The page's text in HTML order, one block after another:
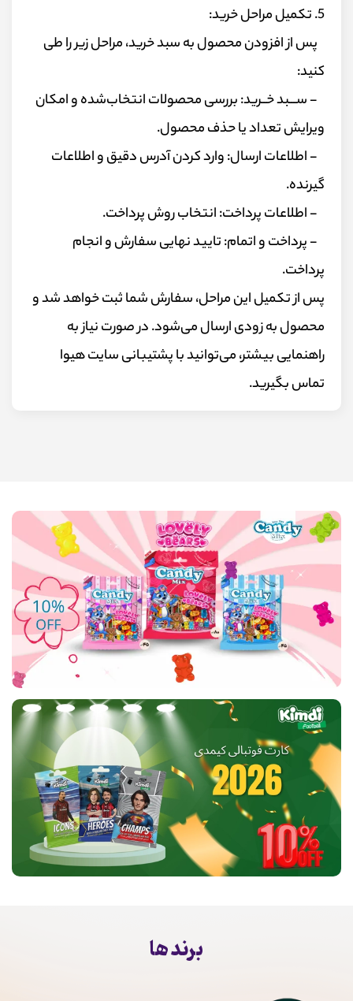
5. تکمیل مراحل خرید:
پس از افزودن محصول به سبد خرید، مراحل زیر را طی
کنید:
- ســـبد خــرید: بررسی محصولات انتخاب‌شده و امکان
ویرایش تعداد یا حذف محصول.
- اطلاعات ارسال: وارد کردن آدرس دقیق و اطلاعات
گیرنده.
- اطلاعات پرداخت: انتخاب روش پرداخت.
- پرداخت و اتمام: تایید نهایی سفارش و انجام
پرداخت.
پس از تکمیل این مراحل، سفارش شما ثبت خواهد شد و
محصول به زودی ارسال می‌شود. در صورت نیاز به
راهنمایی بیشتر، می‌توانید با پشتیبانی سایت هیوا
تماس بگیرید.
برند ها